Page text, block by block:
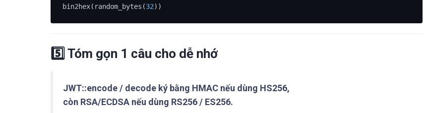
bin2hex(random_bytes(32
5️⃣ Tóm gọn 1 câu cho dễ nhớ
JWT::encode / decode ký bằng HMAC nếu dùng HS256,
còn RSA/ECDSA nếu dùng RS256 / ES256.